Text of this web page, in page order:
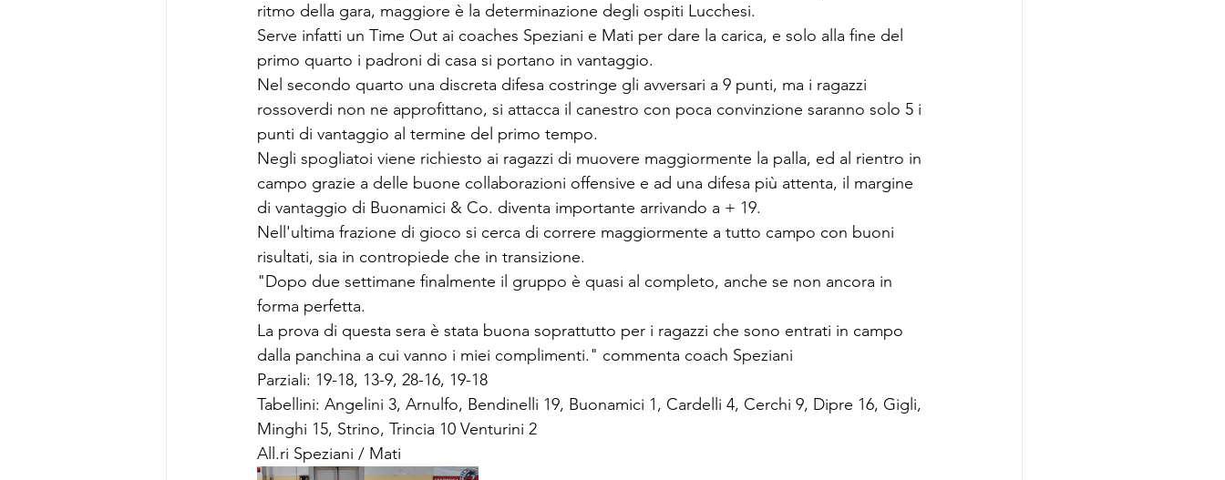
ritmo della gara, maggiore è la determinazione degli ospiti Lucchesi.
Serve infatti un Time Out ai coaches Speziani e Mati per dare la carica, e solo alla fine del
primo quarto i padroni di casa si portano in vantaggio.
Nel secondo quarto una discreta difesa costringe gli avversari a 9 punti, ma i ragazzi
rossoverdi non ne approfittano, si attacca il canestro con poca convinzione saranno solo 5 i
punti di vantaggio al termine del primo tempo.
Negli spogliatoi viene richiesto ai ragazzi di muovere maggiormente la palla, ed al rientro in
campo grazie a delle buone collaborazioni offensive e ad una difesa più attenta, il margine
di vantaggio di Buonamici & Co. diventa importante arrivando a + 19.
Nell'ultima frazione di gioco si cerca di correre maggiormente a tutto campo con buoni
risultati, sia in contropiede che in transizione.
"Dopo due settimane finalmente il gruppo è quasi al completo, anche se non ancora in
forma perfetta.
La prova di questa sera è stata buona soprattutto per i ragazzi che sono entrati in campo
dalla panchina a cui vanno i miei complimenti." commenta coach Speziani
Parziali: 19-18, 13-9, 28-16, 19-18
Tabellini: Angelini 3, Arnulfo, Bendinelli 19, Buonamici 1, Cardelli 4, Cerchi 9, Dipre 16, Gigli,
Minghi 15, Strino, Trincia 10 Venturini 2
All.ri Speziani / Mati